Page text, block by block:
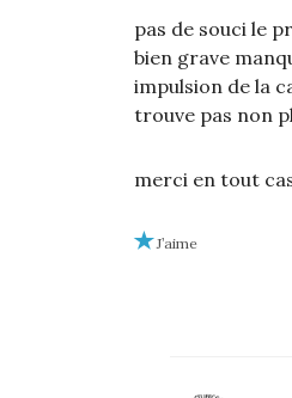
pas de souci le
bien grave
impulsion de la
trouve pas non
merci en tout
J’aime